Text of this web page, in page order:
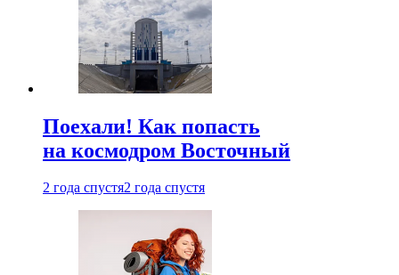
Поехали! Как попасть
на космодром Восточный
2 года спустя2 года спустя